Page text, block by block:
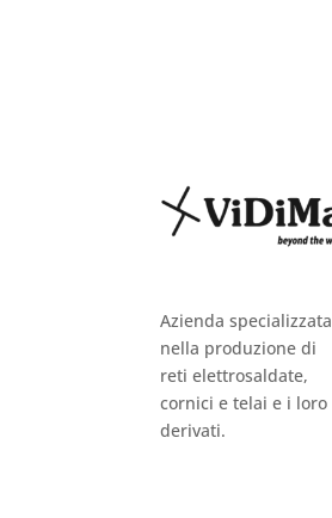
Azienda specializzata
nella produzione di
reti elettrosaldate,
cornici e telai e i loro
derivati.